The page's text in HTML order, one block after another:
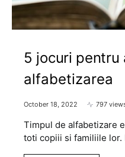
5 jocuri pentru
alfabetizarea
October 18, 2022 797
Timpul de alfabetizare
toti copiii si familiile lor.